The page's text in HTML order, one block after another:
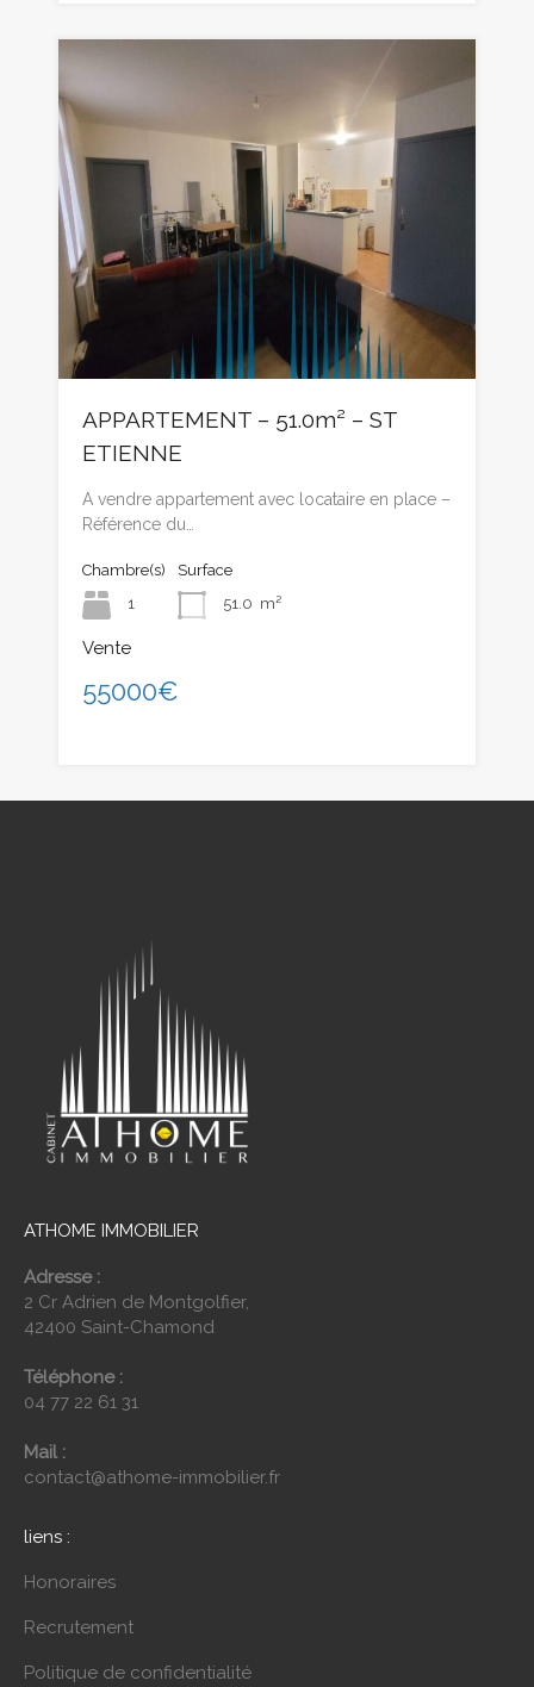
APPARTEMENT – 51.0m² – ST
ETIENNE
A vendre appartement avec locataire en place –
Référence du…
Chambre(s)
1
Surface
51.0 m²
Vente
55000€
ATHOME IMMOBILIER
Adresse :
2 Cr Adrien de Montgolfier,
42400 Saint-Chamond
Téléphone :
04 77 22 61 31
Mail :
contact@athome-immobilier.fr
liens :
Honoraires
Recrutement
Politique de confidentialité